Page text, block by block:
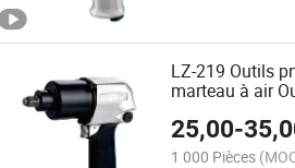
LZ-219 Outils
marteau à air
25,00-
1 000 Pièces